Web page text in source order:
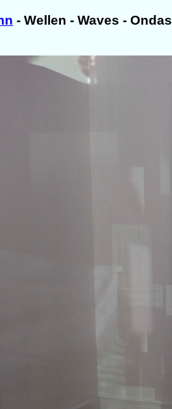
- Wellen - Waves - Ondas